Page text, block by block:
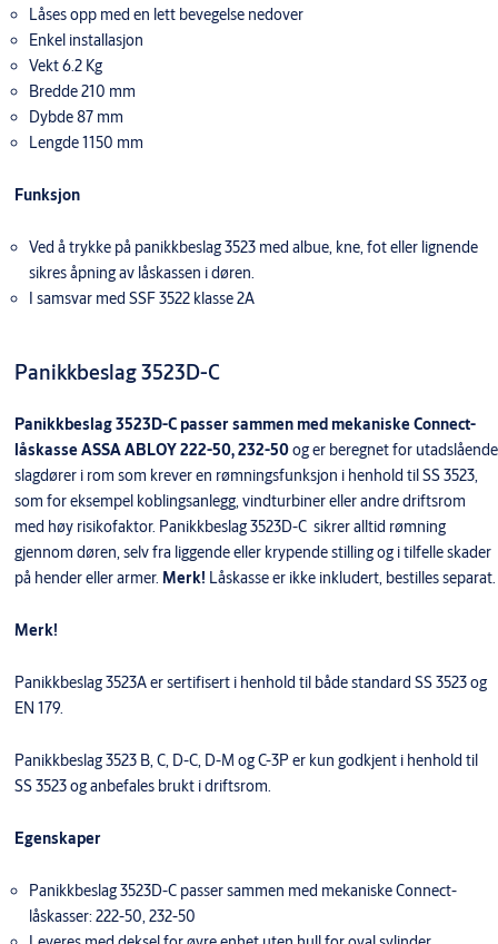
Låses opp med en lett bevegelse nedover
Enkel installasjon
Vekt 6.2 Kg
Bredde 210 mm
Dybde 87 mm
Lengde 1150 mm
Funksjon
Ved å trykke på panikkbeslag 3523 med albue, kne, fot eller lignende
sikres åpning av låskassen i døren.
I samsvar med SSF 3522 klasse 2A
Panikkbeslag 3523D-C
Panikkbeslag 3523D-C passer sammen med mekaniske Connect-
låskasse ASSA ABLOY 222-50, 232-50og er beregnet for utadslående
slagdører i rom som krever en rømningsfunksjon i henhold til SS 3523,
som for eksempel koblingsanlegg, vindturbiner eller andre driftsrom
med høy risikofaktor. Panikkbeslag 3523D-C sikrer alltid rømning
gjennom døren, selv fra liggende eller krypende stilling og i tilfelle skader
på hender eller armer. Merk! Låskasse er ikke inkludert, bestilles separat.
Merk!
Panikkbeslag 3523A er sertifisert i henhold til både standard SS 3523 og
EN 179.
Panikkbeslag 3523 B, C, D-C, D-M og C-3P er kun godkjent i henhold til
SS 3523 og anbefales brukt i driftsrom.
Egenskaper
Panikkbeslag 3523D-C passer sammen med mekaniske Connect-
låskasser: 222-50, 232-50